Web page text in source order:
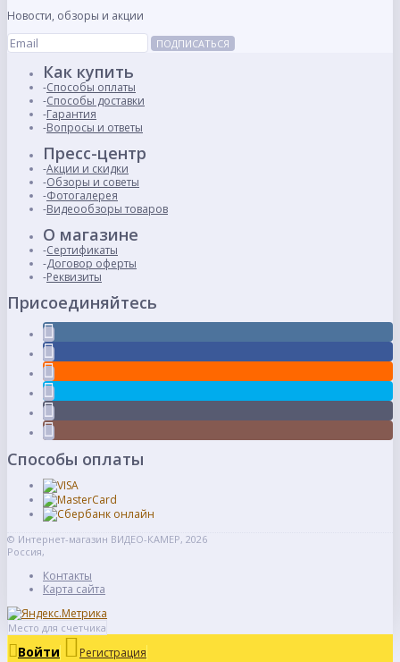
Новости, обзоры и акции
ПОДПИСАТЬСЯ
Как купить
Способы оплаты
Способы доставки
Гарантия
Вопросы и ответы
Пресс-центр
Акции и скидки
Обзоры и советы
Фотогалерея
Видеообзоры товаров
О магазине
Сертификаты
Договор оферты
Реквизиты
Присоединяйтесь
Способы оплаты
© Интернет-магазин ВИДЕО-КАМЕР, 2026
Россия,
Контакты
Карта сайта
Место для счетчика
Войти Регистрация